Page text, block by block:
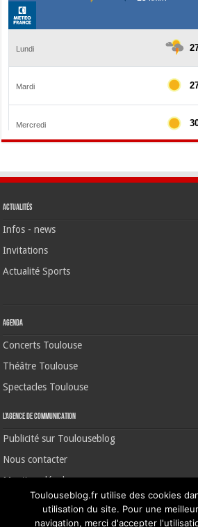
Actualités
Infos - news
Invitations
Actualité Sports
Agenda
Concerts Toulouse
Théâtre Toulouse
Spectacles Toulouse
L’agence de communication
Publicité sur Toulouseblog
Nous contacter
Mentions légales
Toulouseblog.fr utilise des cookies
utilisation du site. Pour une
navigation, merci d'accepter